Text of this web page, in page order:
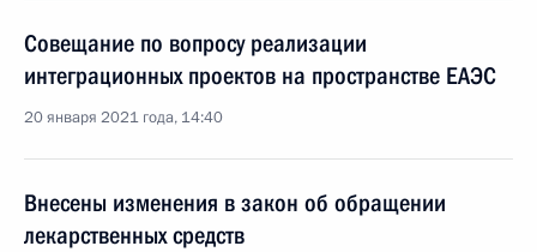
Совещание по вопросу реализации
интеграционных проектов на пространстве ЕАЭС
20 января 2021 года, 14:40
Внесены изменения в закон об обращении
лекарственных средств